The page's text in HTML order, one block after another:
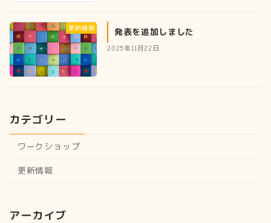
更新情報 発表を追加しました
2025年11月22日
カテゴリー
ワークショップ
更新情報
アーカイブ